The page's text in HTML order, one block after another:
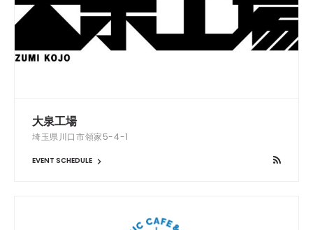
大泉工場
埼玉県川口市領家5-4-1
EVENT SCHEDULE